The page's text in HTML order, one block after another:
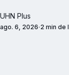
UHN Plus
ago. 6, 2026 2 min de